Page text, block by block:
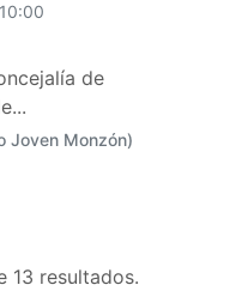
10:00
de
Joven Monzón)
13 resultados.